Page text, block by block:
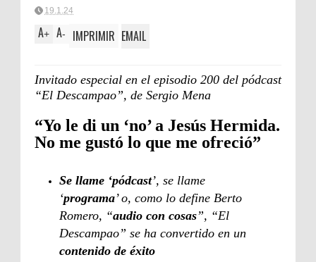
19.1.24
A+ A- IMPRIMIR EMAIL
Invitado especial en el episodio 200 del pódcast
“El Descampao”, de Sergio Mena
“Yo le di un ‘no’ a Jesús Hermida.
No me gustó lo que me ofreció”
Se llame ‘pódcast’, se llame
‘programa’ o, como lo define Berto
Romero, “audio con cosas”, “El
Descampao” se ha convertido en un
contenido de éxito